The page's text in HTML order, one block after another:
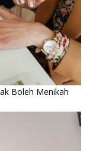
Boleh Menikah